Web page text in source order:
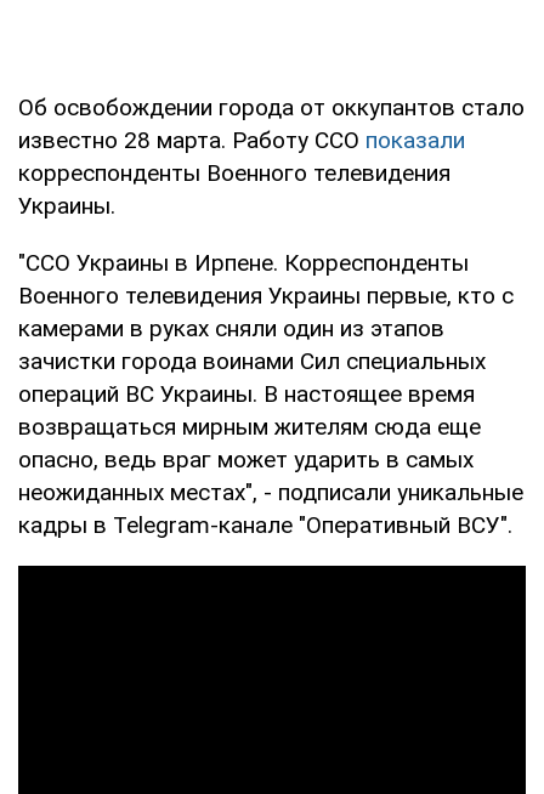
Об освобождении города от оккупантов стало
известно 28 марта. Работу ССО показали
корреспонденты Военного телевидения
Украины.
"ССО Украины в Ирпене. Корреспонденты
Военного телевидения Украины первые, кто с
камерами в руках сняли один из этапов
зачистки города воинами Сил специальных
операций ВС Украины. В настоящее время
возвращаться мирным жителям сюда еще
опасно, ведь враг может ударить в самых
неожиданных местах", - подписали уникальные
кадры в Telegram-канале "Оперативный ВСУ".